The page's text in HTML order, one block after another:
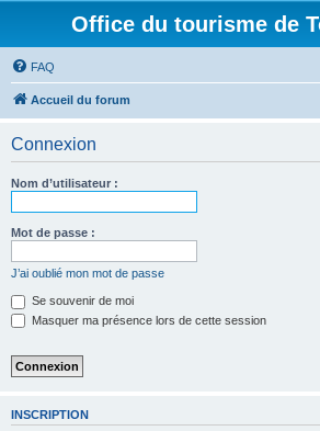
Office du tourisme de
FAQ
Accueil du forum
Connexion
Nom d’utilisateur :
Mot de passe :
J’ai oublié mon mot de passe
Se souvenir de moi
Masquer ma présence lors de cette session
INSCRIPTION